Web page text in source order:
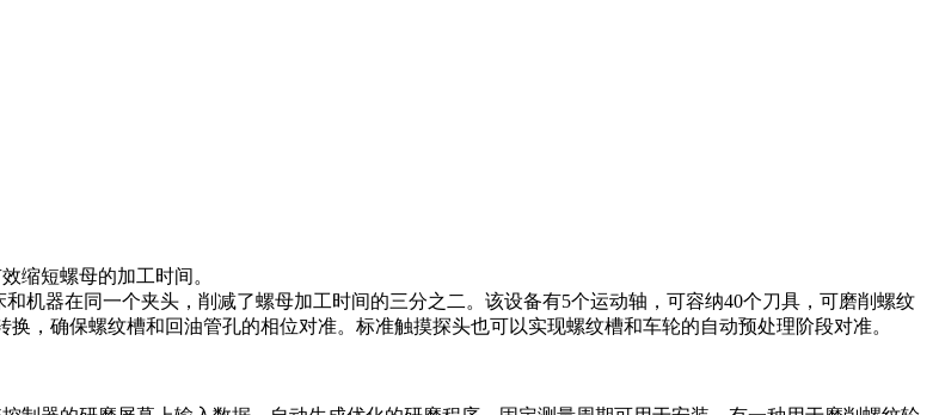
缩短螺母的加工时间。
机器在同一个夹头，削减了螺母加工时间的三分之二。该设备有5个运动轴，可容纳40个刀具，可磨削螺纹
，确保螺纹槽和回油管孔的相位对准。标准触摸探头也可以实现螺纹槽和车轮的自动预处理阶段对准。